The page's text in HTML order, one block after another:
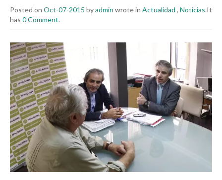
Posted on Oct-07-2015 byadmin wrote in Actualidad , Noticias.It
has 0 Comment.